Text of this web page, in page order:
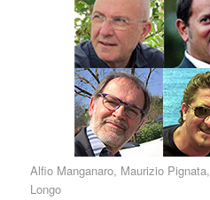
Alfio Manganaro, Maurizio Pignata,
Longo